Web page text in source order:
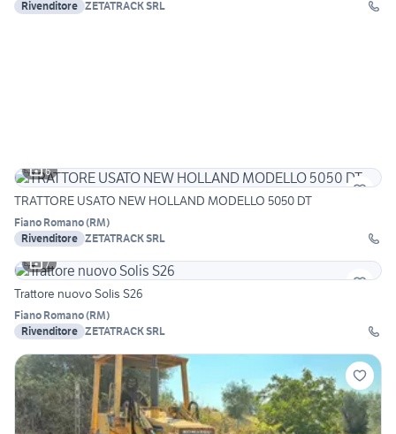
Rivenditore ZETATRACK SRL
6
TRATTORE USATO NEW HOLLAND MODELLO 5050 DT
Fiano Romano(RM)
Rivenditore ZETATRACK SRL
7
Trattore nuovo Solis S26
Fiano Romano(RM)
Rivenditore ZETATRACK SRL